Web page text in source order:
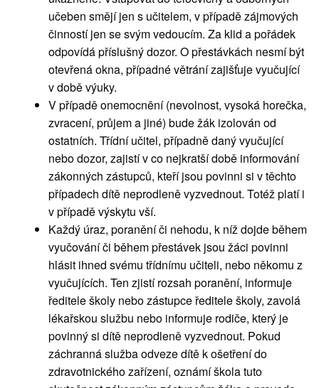
učeben smějí jen s učitelem, v případě zájmových
činností jen se svým vedoucím. Za klid a pořádek
odpovídá příslušný dozor. O přestávkách nesmí být
otevřená okna, případné větrání zajišťuje vyučující
v době výuky.
V případě onemocnění (nevolnost, vysoká horečka,
zvracení, průjem a jiné) bude žák izolován od
ostatních. Třídní učitel, případně daný vyučující
nebo dozor, zajistí v co nejkratší době informování
zákonných zástupců, kteří jsou povinni si v těchto
případech dítě neprodleně vyzvednout. Totéž platí i
v případě výskytu vší.
Každý úraz, poranění či nehodu, k níž dojde během
vyučování či během přestávek jsou žáci povinni
hlásit ihned svému třídnímu učiteli, nebo někomu z
vyučujících. Ten zjistí rozsah poranění, informuje
ředitele školy nebo zástupce ředitele školy, zavolá
lékařskou službu nebo informuje rodiče, který je
povinný si dítě neprodleně vyzvednout. Pokud
záchranná služba odveze dítě k ošetření do
zdravotnického zařízení, oznámí škola tuto